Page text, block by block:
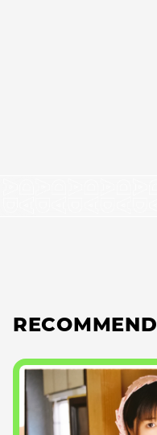
RECOMMEND